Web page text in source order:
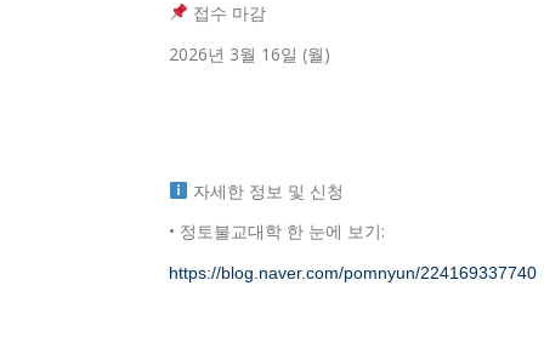
접수 마감
2026년 3월 16일 (월)
자세한 정보 및 신청
• 정토불교대학 한 눈에 보기:
https://blog.naver.com/pomnyun/224169337740